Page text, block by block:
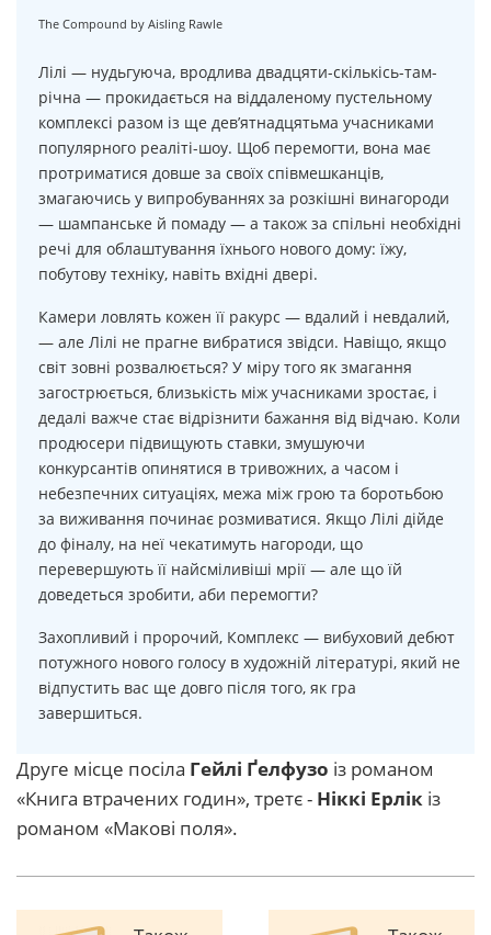
The Compound by Aisling Rawle
Лілі — нудьгуюча, вродлива двадцяти-скількісь-там-
річна — прокидається на віддаленому пустельному
комплексі разом із ще дев’ятнадцятьма учасниками
популярного реаліті-шоу. Щоб перемогти, вона має
протриматися довше за своїх співмешканців,
змагаючись у випробуваннях за розкішні винагороди
— шампанське й помаду — а також за спільні необхідні
речі для облаштування їхнього нового дому: їжу,
побутову техніку, навіть вхідні двері.
Камери ловлять кожен її ракурс — вдалий і невдалий,
— але Лілі не прагне вибратися звідси. Навіщо, якщо
світ зовні розвалюється? У міру того як змагання
загострюється, близькість між учасниками зростає, і
дедалі важче стає відрізнити бажання від відчаю. Коли
продюсери підвищують ставки, змушуючи
конкурсантів опинятися в тривожних, а часом і
небезпечних ситуаціях, межа між грою та боротьбою
за виживання починає розмиватися. Якщо Лілі дійде
до фіналу, на неї чекатимуть нагороди, що
перевершують її найсміливіші мрії — але що їй
доведеться зробити, аби перемогти?
Захопливий і пророчий, Комплекс — вибуховий дебют
потужного нового голосу в художній літературі, який не
відпустить вас ще довго після того, як гра
завершиться.
Друге місце посіла Гейлі Ґелфузо із романом
«Книга втрачених годин», третє - Ніккі Ерлік із
романом «Макові поля».